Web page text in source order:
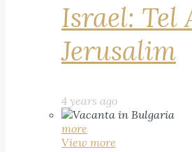
Israel: Tel
Jerusalim
4 years ago
more
View more